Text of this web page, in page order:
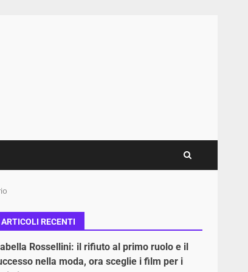
ARTICOLI RECENTI
Rossellini: il rifiuto al primo ruolo e il
nella moda, ora sceglie i film per i